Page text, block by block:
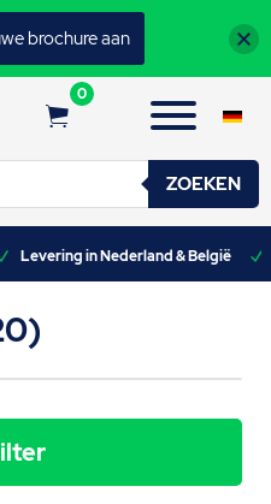
0
ZOEKEN
Levering in Nederland & België
brochure aan